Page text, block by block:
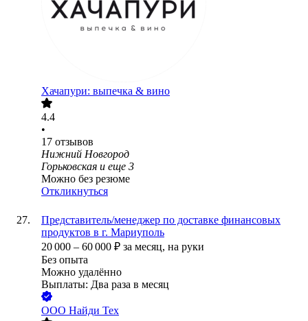
Хачапури: выпечка & вино
4.4
•
17 отзывов
Нижний Новгород
Горьковская и еще 3
Можно без резюме
Откликнуться
Представитель/менеджер по доставке финансовых
продуктов в г. Мариуполь
20 000 – 60 000 ₽ за месяц, на руки
Без опыта
Можно удалённо
Выплаты: Два раза в месяц
ООО Найди Тех